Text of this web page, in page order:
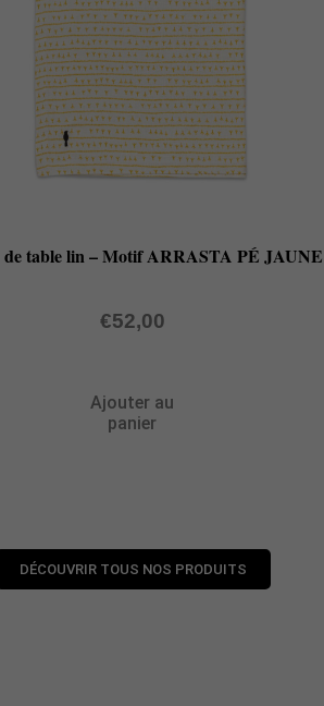
de table lin – Motif ARRASTA PÉ JAUNE
€52,00
Ajouter au
panier
DÉCOUVRIR TOUS NOS PRODUITS